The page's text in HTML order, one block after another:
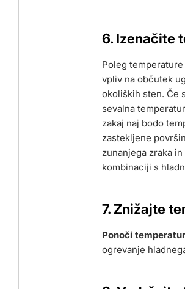
6. Izenačite
Poleg
vpliv na občutek
okoliških sten. Če
sevalna
zakaj naj bodo
zastekljene
zunanjega zraka
kombinaciji s
7. Znižajte
Ponoči
ogrevanje